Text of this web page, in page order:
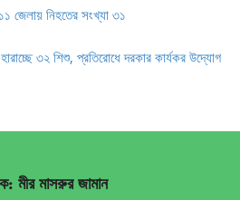
জেলায় নিহতের সংখ্যা ৩১
৩২ শিশু, প্রতিরোধে দরকার কার্যকর উদ্যোগ
মীর মাসরুর জামান